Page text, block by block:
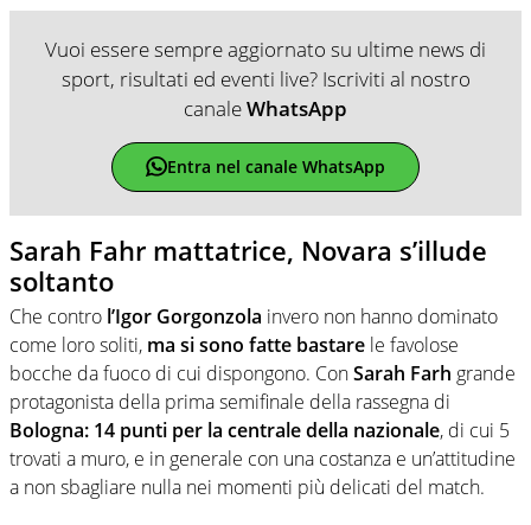
Vuoi essere sempre aggiornato su ultime news di
sport, risultati ed eventi live? Iscriviti al nostro
canaleWhatsApp
Entra nel canale WhatsApp
Sarah Fahr mattatrice, Novara s’illude
soltanto
Che contro l’Igor Gorgonzola invero non hanno dominato
come loro soliti, ma si sono fatte bastare le favolose
bocche da fuoco di cui dispongono. ConSarah Farh grande
protagonista della prima semifinale della rassegna di
Bologna: 14 punti per la centrale della nazionale, di cui 5
trovati a muro, e in generale con una costanza e un’attitudine
a non sbagliare nulla nei momenti più delicati del match.